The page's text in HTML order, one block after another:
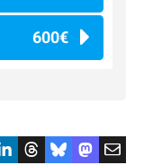
600€